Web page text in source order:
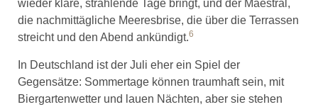
wieder klare, strahlende Tage bringt, und der Maestral,
die nachmittägliche Meeresbrise, die über die Terrassen
streicht und den Abend ankündigt.6
In Deutschland ist der Juli eher ein Spiel der
Gegensätze: Sommertage können traumhaft sein, mit
Biergartenwetter und lauen Nächten, aber sie stehen